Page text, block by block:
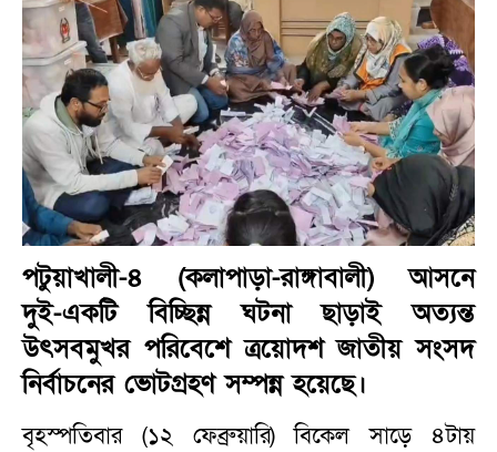
পটুয়াখালী-৪ (কলাপাড়া-রাঙ্গাবালী) আসনে
দুই-একটি বিচ্ছিন্ন ঘটনা ছাড়াই অত্যন্ত
উৎসবমুখর পরিবেশে ত্রয়োদশ জাতীয় সংসদ
নির্বাচনের ভোটগ্রহণ সম্পন্ন হয়েছে।
বৃহস্পতিবার (১২ ফেব্রুয়ারি) বিকেল সাড়ে ৪টায়